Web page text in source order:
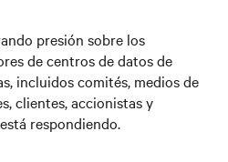
presión sobre los
de centros de datos de
incluidos comités, medios de
clientes, accionistas y
respondiendo.